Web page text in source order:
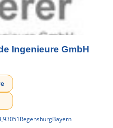
Ingenieure GmbH
,93051RegensburgBayern